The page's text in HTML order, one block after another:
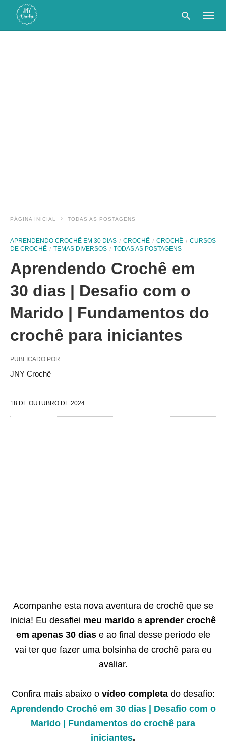
PÁGINA INICIAL TODAS AS POSTAGENS
APRENDENDO CROCHÊ EM 30 DIAS CROCHÊ CROCHÊ
CURSOS
DE CROCHÊ
TEMAS DIVERSOS TODAS AS POSTAGENS
Aprendendo Crochê em
30 dias | Desafio com o
Marido | Fundamentos do
crochê para iniciantes
PUBLICADO POR
JNY Crochê
18 DE OUTUBRO DE 2024
Acompanhe esta nova aventura de crochê que se
inicia! Eu desafiei meu marido a aprender crochê
em apenas 30 diase ao final desse período ele
vai ter que fazer uma bolsinha de crochê para eu
avaliar.
Confira mais abaixo o vídeo completado desafio:
Aprendendo Crochê em 30 dias | Desafio com o
Marido | Fundamentos do crochê para
iniciantes.